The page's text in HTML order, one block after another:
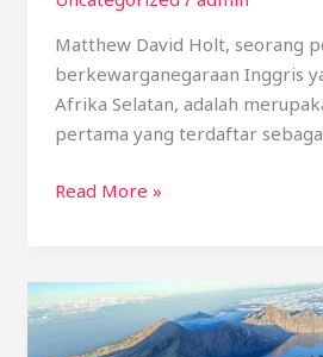
Matthew David Holt, seorang
berkewarganegaraan Inggris
Afrika Selatan, adalah
pertama yang terdaftar
Read More »
Pendaki
wanita